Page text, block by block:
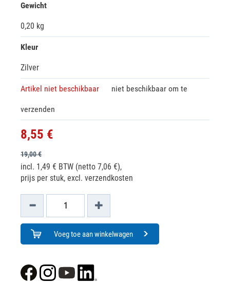
Gewicht
0,20 kg
Kleur
Zilver
Artikel niet beschikbaar niet beschikbaar om te
verzenden
8,55 €
19,00 €
incl. 1,49 € BTW (netto 7,06 €),
prijs per stuk, excl. verzendkosten
Voeg toe aan winkelwagen